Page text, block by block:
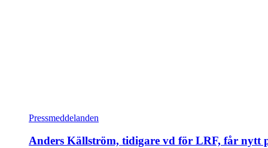
Pressmeddelanden
Anders Källström, tidigare vd för LRF, får nytt